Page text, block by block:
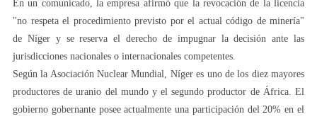
En un comunicado, la empresa afirmó que la revocación de la licencia
"no respeta el procedimiento previsto por el actual código de minería"
de Níger y se reserva el derecho de impugnar la decisión ante las
jurisdicciones nacionales o internacionales competentes.
Según la Asociación Nuclear Mundial, Níger es uno de los diez mayores
productores de uranio del mundo y el segundo productor de África. El
gobierno gobernante posee actualmente una participación del 20% en el